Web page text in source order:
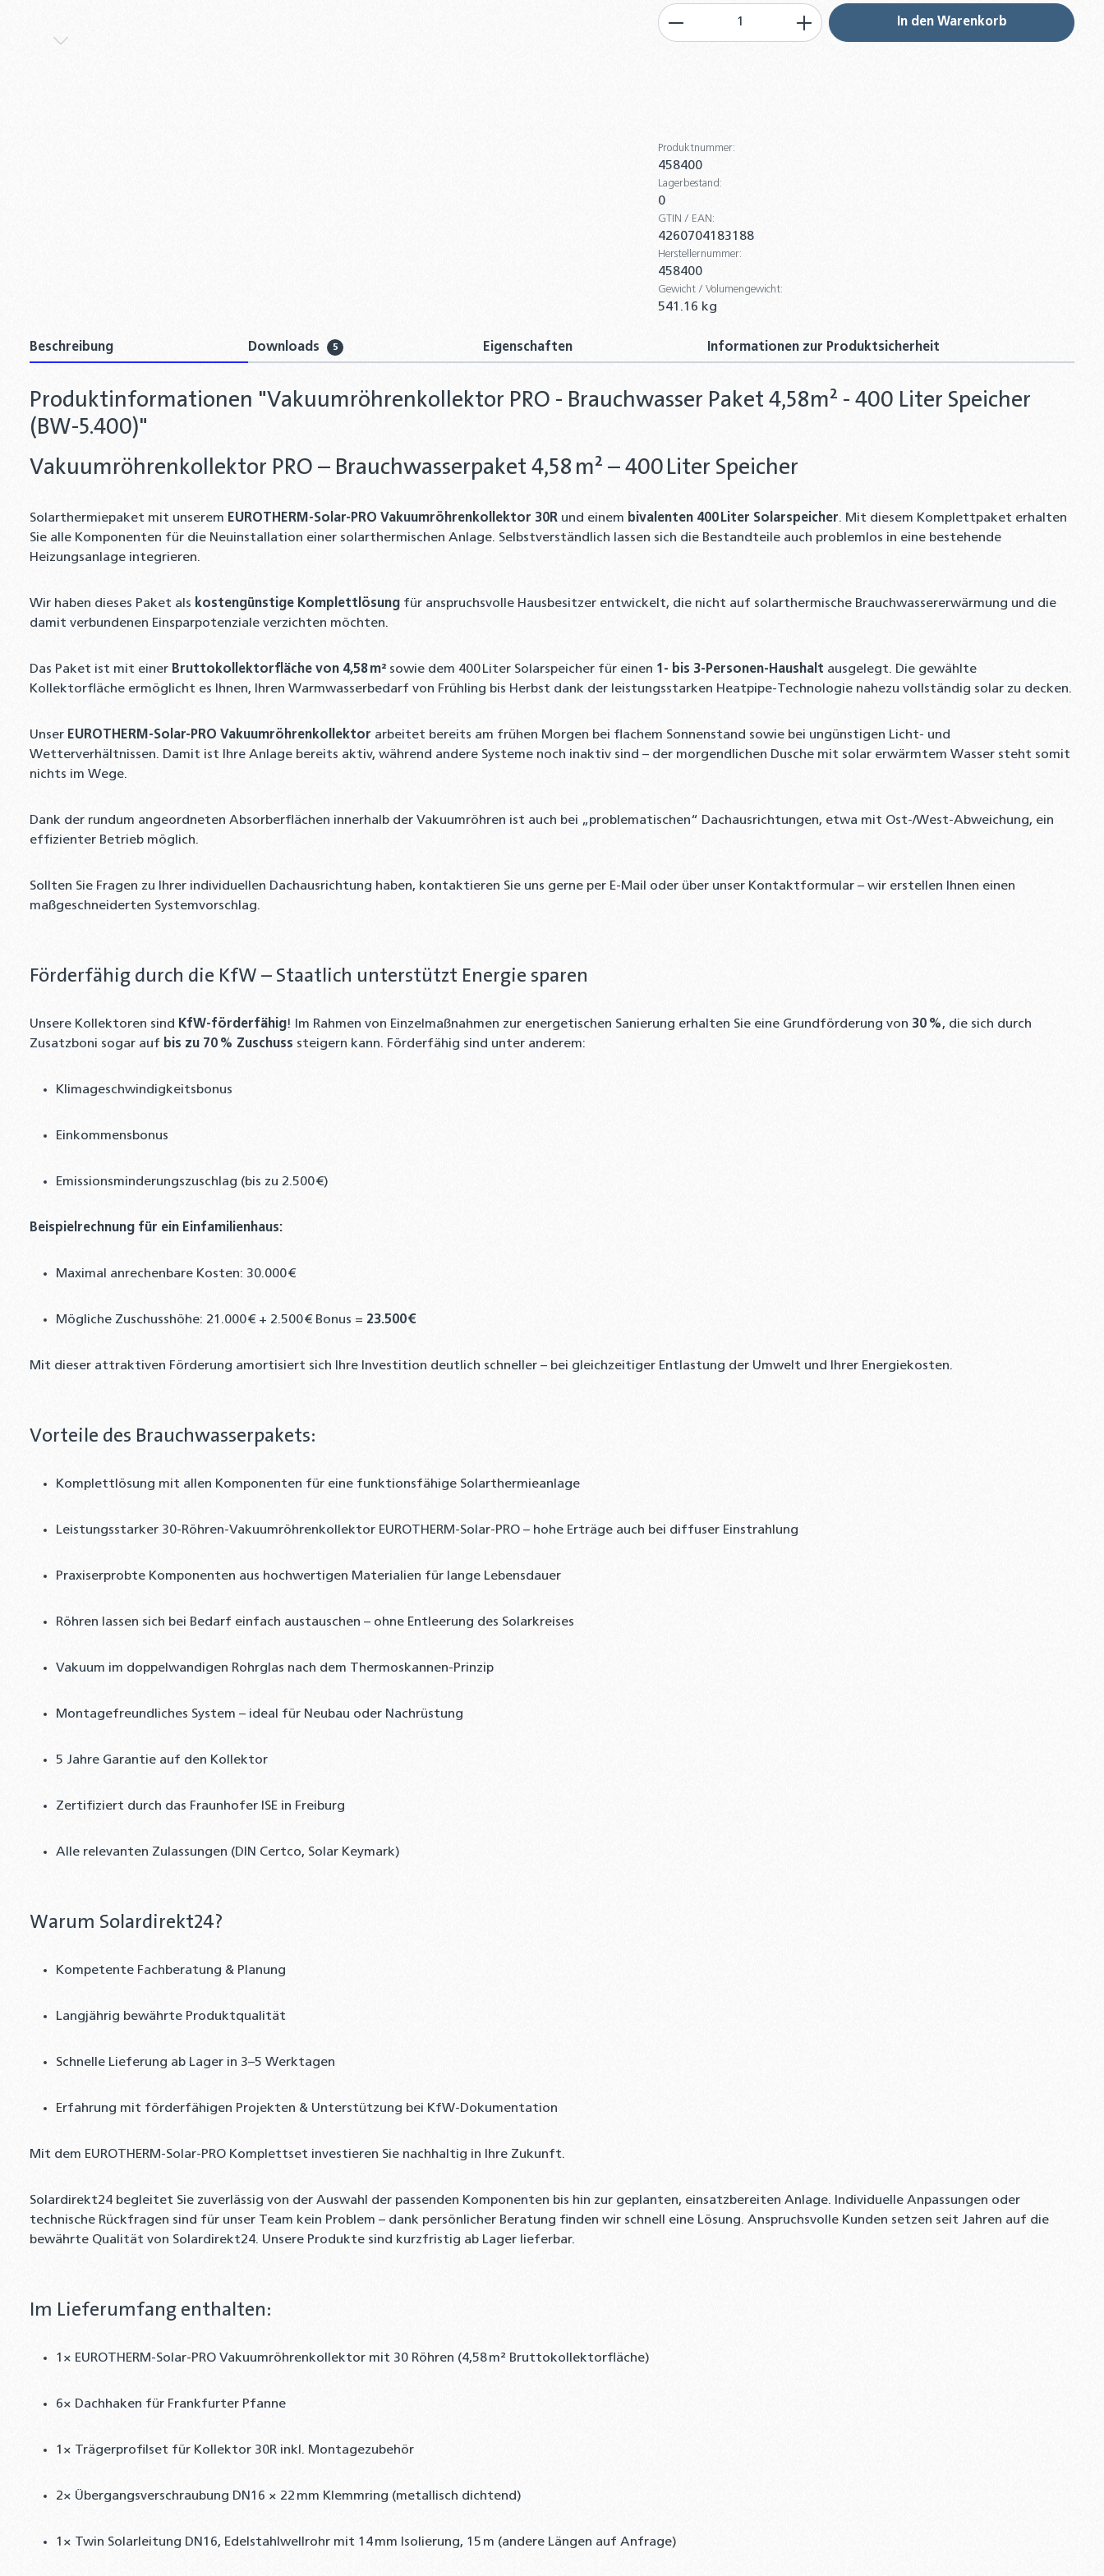
Produkt Anzahl: Gib den gewünschten Wert
In den Warenkorb
Produktnummer:
458400
Lagerbestand:
0
GTIN / EAN:
4260704183188
Herstellernummer:
458400
Gewicht / Volumengewicht:
541.16 kg
Beschreibung Downloads 5 Eigenschaften Informationen zur Produktsicherheit
Produktinformationen "Vakuumröhrenkollektor PRO - Brauchwasser Paket 4,58m² - 400 Liter Speicher
(BW-5.400)"
Vakuumröhrenkollektor PRO – Brauchwasserpaket 4,58 m² – 400 Liter Speicher
Solarthermiepaket mit unserem EUROTHERM-Solar-PRO Vakuumröhrenkollektor 30R und einem bivalenten 400 Liter Solarspeicher. Mit diesem Komplettpaket erhalten
Sie alle Komponenten für die Neuinstallation einer solarthermischen Anlage. Selbstverständlich lassen sich die Bestandteile auch problemlos in eine bestehende
Heizungsanlage integrieren.
Wir haben dieses Paket als kostengünstige Komplettlösung für anspruchsvolle Hausbesitzer entwickelt, die nicht auf solarthermische Brauchwassererwärmung und die
damit verbundenen Einsparpotenziale verzichten möchten.
Das Paket ist mit einer Bruttokollektorfläche von 4,58 m² sowie dem 400 Liter Solarspeicher für einen 1- bis 3-Personen-Haushalt ausgelegt. Die gewählte
Kollektorfläche ermöglicht es Ihnen, Ihren Warmwasserbedarf von Frühling bis Herbst dank der leistungsstarken Heatpipe-Technologie nahezu vollständig solar zu decken.
Unser EUROTHERM-Solar-PRO Vakuumröhrenkollektor arbeitet bereits am frühen Morgen bei flachem Sonnenstand sowie bei ungünstigen Licht- und
Wetterverhältnissen. Damit ist Ihre Anlage bereits aktiv, während andere Systeme noch inaktiv sind – der morgendlichen Dusche mit solar erwärmtem Wasser steht somit
nichts im Wege.
Dank der rundum angeordneten Absorberflächen innerhalb der Vakuumröhren ist auch bei „problematischen“ Dachausrichtungen, etwa mit Ost-/West-Abweichung, ein
effizienter Betrieb möglich.
Sollten Sie Fragen zu Ihrer individuellen Dachausrichtung haben, kontaktieren Sie uns gerne per E-Mail oder über unser Kontaktformular – wir erstellen Ihnen einen
maßgeschneiderten Systemvorschlag.
Förderfähig durch die KfW – Staatlich unterstützt Energie sparen
Unsere Kollektoren sind KfW-förderfähig! Im Rahmen von Einzelmaßnahmen zur energetischen Sanierung erhalten Sie eine Grundförderung von 30 %, die sich durch
Zusatzboni sogar auf bis zu 70 % Zuschuss steigern kann. Förderfähig sind unter anderem:
Klimageschwindigkeitsbonus
Einkommensbonus
Emissionsminderungszuschlag (bis zu 2.500 €)
Beispielrechnung für ein Einfamilienhaus:
Maximal anrechenbare Kosten: 30.000 €
Mögliche Zuschusshöhe: 21.000 € + 2.500 € Bonus = 23.500 €
Mit dieser attraktiven Förderung amortisiert sich Ihre Investition deutlich schneller – bei gleichzeitiger Entlastung der Umwelt und Ihrer Energiekosten.
Vorteile des Brauchwasserpakets:
Komplettlösung mit allen Komponenten für eine funktionsfähige Solarthermieanlage
Leistungsstarker 30-Röhren-Vakuumröhrenkollektor EUROTHERM-Solar-PRO – hohe Erträge auch bei diffuser Einstrahlung
Praxiserprobte Komponenten aus hochwertigen Materialien für lange Lebensdauer
Röhren lassen sich bei Bedarf einfach austauschen – ohne Entleerung des Solarkreises
Vakuum im doppelwandigen Rohrglas nach dem Thermoskannen-Prinzip
Montagefreundliches System – ideal für Neubau oder Nachrüstung
5 Jahre Garantie auf den Kollektor
Zertifiziert durch das Fraunhofer ISE in Freiburg
Alle relevanten Zulassungen (DIN Certco, Solar Keymark)
Warum Solardirekt24?
Kompetente Fachberatung & Planung
Langjährig bewährte Produktqualität
Schnelle Lieferung ab Lager in 3–5 Werktagen
Erfahrung mit förderfähigen Projekten & Unterstützung bei KfW-Dokumentation
Mit dem EUROTHERM-Solar-PRO Komplettset investieren Sie nachhaltig in Ihre Zukunft.
Solardirekt24 begleitet Sie zuverlässig von der Auswahl der passenden Komponenten bis hin zur geplanten, einsatzbereiten Anlage. Individuelle Anpassungen oder
technische Rückfragen sind für unser Team kein Problem – dank persönlicher Beratung finden wir schnell eine Lösung. Anspruchsvolle Kunden setzen seit Jahren auf die
bewährte Qualität von Solardirekt24. Unsere Produkte sind kurzfristig ab Lager lieferbar.
Im Lieferumfang enthalten:
1× EUROTHERM-Solar-PRO Vakuumröhrenkollektor mit 30 Röhren (4,58 m² Bruttokollektorfläche)
6× Dachhaken für Frankfurter Pfanne
1× Trägerprofilset für Kollektor 30R inkl. Montagezubehör
2× Übergangsverschraubung DN16 × 22 mm Klemmring (metallisch dichtend)
1× Twin Solarleitung DN16, Edelstahlwellrohr mit 14 mm Isolierung, 15 m (andere Längen auf Anfrage)